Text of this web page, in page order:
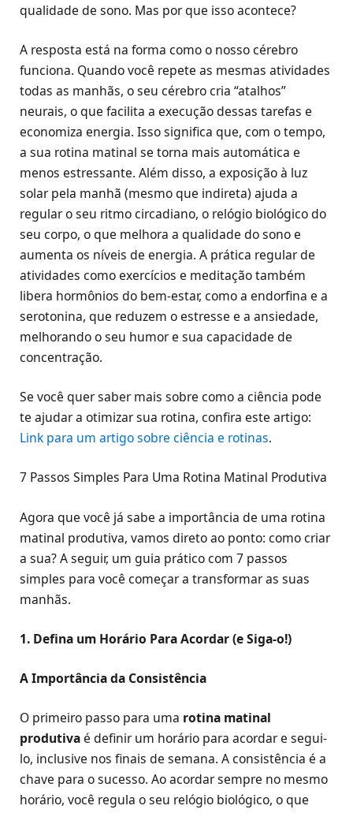
qualidade de sono. Mas por que isso acontece?
A resposta está na forma como o nosso cérebro
funciona. Quando você repete as mesmas atividades
todas as manhãs, o seu cérebro cria “atalhos”
neurais, o que facilita a execução dessas tarefas e
economiza energia. Isso significa que, com o tempo,
a sua rotina matinal se torna mais automática e
menos estressante. Além disso, a exposição à luz
solar pela manhã (mesmo que indireta) ajuda a
regular o seu ritmo circadiano, o relógio biológico do
seu corpo, o que melhora a qualidade do sono e
aumenta os níveis de energia. A prática regular de
atividades como exercícios e meditação também
libera hormônios do bem-estar, como a endorfina e a
serotonina, que reduzem o estresse e a ansiedade,
melhorando o seu humor e sua capacidade de
concentração.
Se você quer saber mais sobre como a ciência pode
te ajudar a otimizar sua rotina, confira este artigo:
Link para um artigo sobre ciência e rotinas.
7 Passos Simples Para Uma Rotina Matinal Produtiva
Agora que você já sabe a importância de uma rotina
matinal produtiva, vamos direto ao ponto: como criar
a sua? A seguir, um guia prático com 7 passos
simples para você começar a transformar as suas
manhãs.
1. Defina um Horário Para Acordar (e Siga-o!)
A Importância da Consistência
O primeiro passo para uma rotina matinal
produtivaé definir um horário para acordar e segui-
lo, inclusive nos finais de semana. A consistência é a
chave para o sucesso. Ao acordar sempre no mesmo
horário, você regula o seu relógio biológico, o que